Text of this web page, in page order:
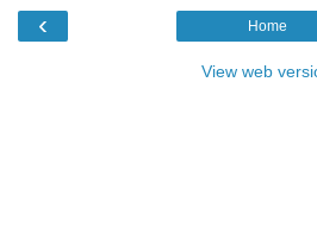
‹ Home
View web